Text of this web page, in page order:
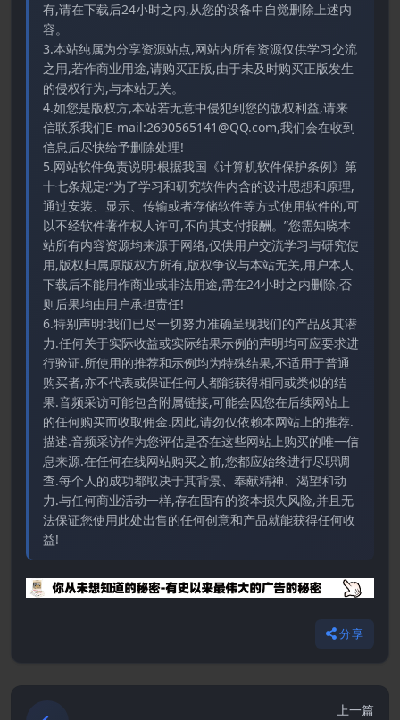
有,请在下载后24小时之内,从您的设备中自觉删除上述内
容。
3.本站纯属为分享资源站点,网站内所有资源仅供学习交流
之用,若作商业用途,请购买正版,由于未及时购买正版发生
的侵权行为,与本站无关。
4.如您是版权方,本站若无意中侵犯到您的版权利益,请来
信联系我们E-mail:2690565141@QQ.com,我们会在收到
信息后尽快给予删除处理!
5.网站软件免责说明:根据我国《计算机软件保护条例》第
十七条规定:“为了学习和研究软件内含的设计思想和原理,
通过安装、显示、传输或者存储软件等方式使用软件的,可
以不经软件著作权人许可,不向其支付报酬。”您需知晓本
站所有内容资源均来源于网络,仅供用户交流学习与研究使
用,版权归属原版权方所有,版权争议与本站无关,用户本人
下载后不能用作商业或非法用途,需在24小时之内删除,否
则后果均由用户承担责任!
6.特别声明:我们已尽一切努力准确呈现我们的产品及其潜
力.任何关于实际收益或实际结果示例的声明均可应要求进
行验证.所使用的推荐和示例均为特殊结果,不适用于普通
购买者,亦不代表或保证任何人都能获得相同或类似的结
果.音频采访可能包含附属链接,可能会因您在后续网站上
的任何购买而收取佣金.因此,请勿仅依赖本网站上的推荐.
描述.音频采访作为您评估是否在这些网站上购买的唯一信
息来源.在任何在线网站购买之前,您都应始终进行尽职调
查.每个人的成功都取决于其背景、奉献精神、渴望和动
力.与任何商业活动一样,存在固有的资本损失风险,并且无
法保证您使用此处出售的任何创意和产品就能获得任何收
益!
分享
上一篇